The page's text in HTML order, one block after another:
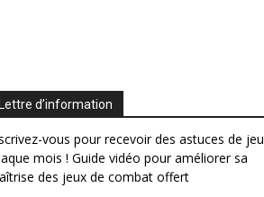
Lettre d’information
vous pour recevoir des astuces de jeu
mois ! Guide vidéo pour améliorer sa
des jeux de combat offert